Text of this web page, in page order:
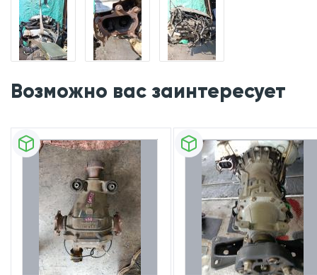
Возможно вас заинтересует